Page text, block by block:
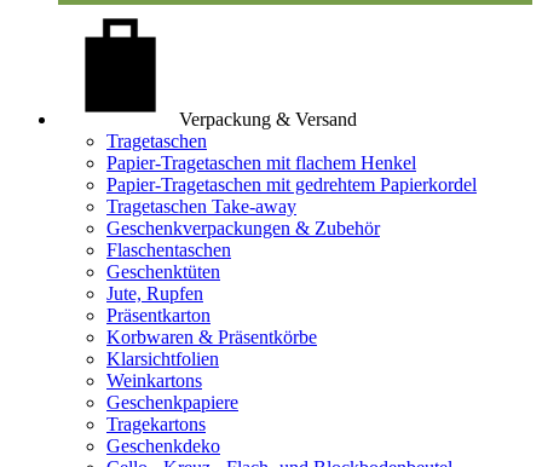
Verpackung & Versand
Tragetaschen
Papier-Tragetaschen mit flachem Henkel
Papier-Tragetaschen mit gedrehtem Papierkordel
Tragetaschen Take-away
Geschenkverpackungen & Zubehör
Flaschentaschen
Geschenktüten
Jute, Rupfen
Präsentkarton
Korbwaren & Präsentkörbe
Klarsichtfolien
Weinkartons
Geschenkpapiere
Tragekartons
Geschenkdeko